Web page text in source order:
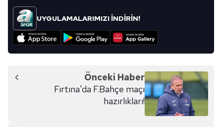
UYGULAMALARIMIZI İNDİRİN!
Önceki Haber
Fırtına'da F.Bahçe maçı
hazırlıkları!